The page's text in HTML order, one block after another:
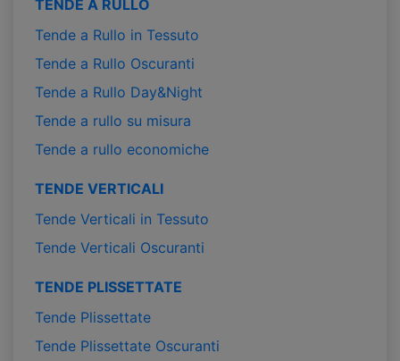
TENDE A RULLO
Tende a Rullo in Tessuto
Tende a Rullo Oscuranti
Tende a Rullo Day&Night
Tende a rullo su misura
Tende a rullo economiche
TENDE VERTICALI
Tende Verticali in Tessuto
Tende Verticali Oscuranti
TENDE PLISSETTATE
Tende Plissettate
Tende Plissettate Oscuranti